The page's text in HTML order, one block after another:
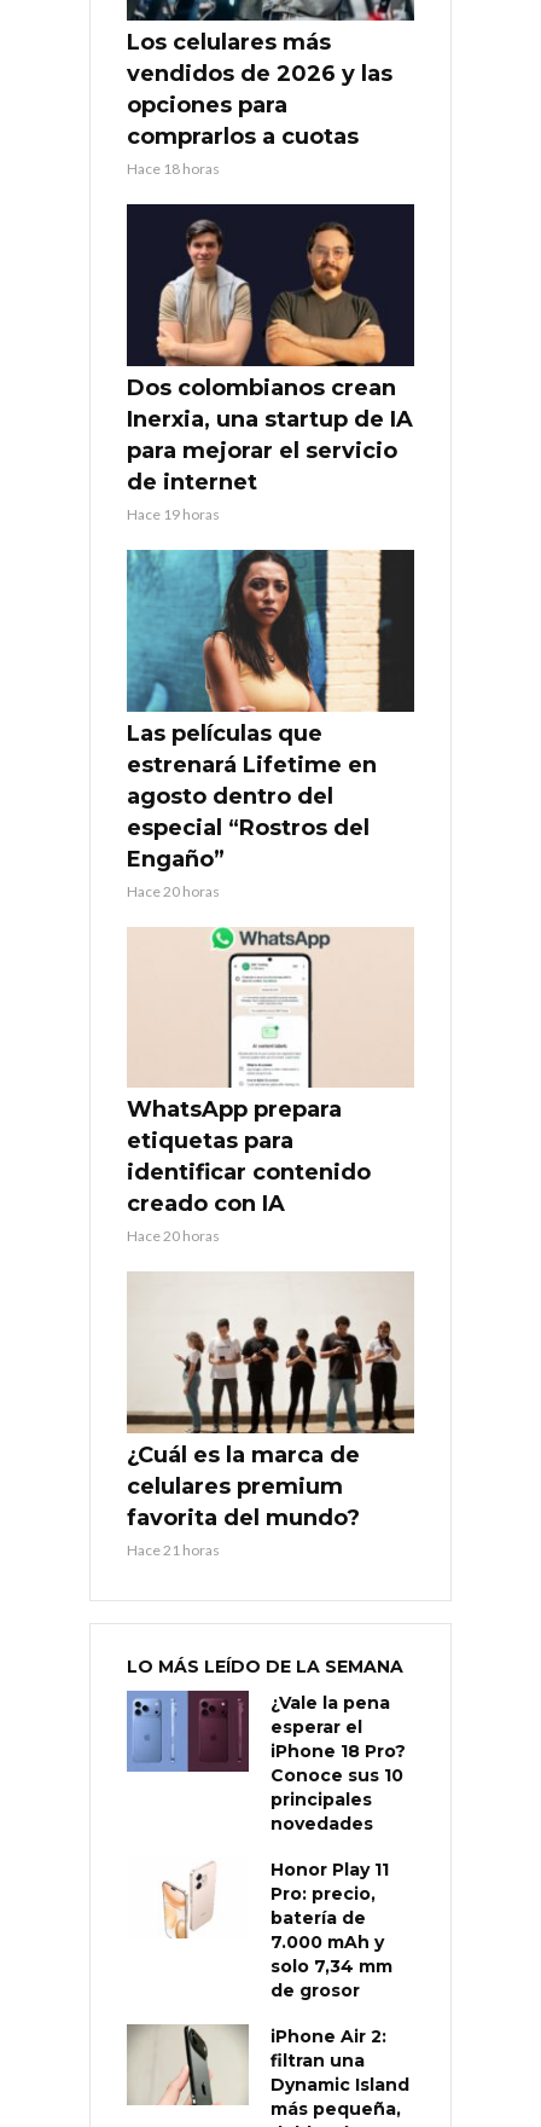
Los celulares más
vendidos de 2026 y las
opciones para
comprarlos a cuotas
Hace 18 horas
Dos colombianos crean
Inerxia, una startup de IA
para mejorar el servicio
de internet
Hace 19 horas
Las películas que
estrenará Lifetime en
agosto dentro del
especial “Rostros del
Engaño”
Hace 20 horas
WhatsApp prepara
etiquetas para
identificar contenido
creado con IA
Hace 20 horas
¿Cuál es la marca de
celulares premium
favorita del mundo?
Hace 21 horas
LO MÁS LEÍDO DE LA SEMANA
¿Vale la pena
esperar el
iPhone 18 Pro?
Conoce sus 10
principales
novedades
Honor Play 11
Pro: precio,
batería de
7.000 mAh y
solo 7,34 mm
de grosor
iPhone Air 2:
filtran una
Dynamic Island
más pequeña,